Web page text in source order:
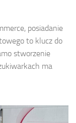
posiadanie
to klucz do
stworzenie
ma